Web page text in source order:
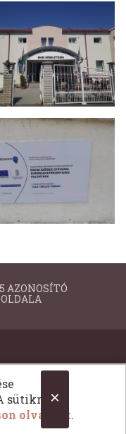
×
sütikről
olvashat.
AZONOSÍTÓ
PÁLYÁZAT ALOLDALA. Minden